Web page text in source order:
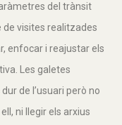
del trànsit
de visites realitzades
enfocar i reajustar els
Les galetes
de l’usuari però no
ni llegir els arxius